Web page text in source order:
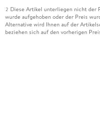
2 Diese Artikel unterliegen nicht der
wurde aufgehoben oder der Preis
Alternative wird Ihnen auf der
beziehen sich auf den vorherigen